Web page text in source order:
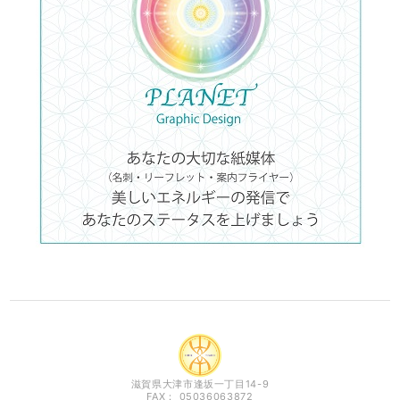
滋賀県大津市逢坂一丁目14-9
FAX： 05036063872